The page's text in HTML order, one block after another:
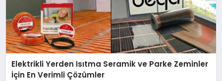
Elektrikli Yerden Isıtma Seramik ve Parke Zeminler
İçin En Verimli Çözümler